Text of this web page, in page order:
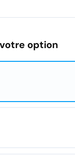
option